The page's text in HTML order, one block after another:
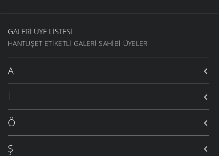
GALERI ÜYE LISTESI
HANTUŞET ETIKETLI GALERI SAHIBI ÜYELER
A
İ
Ö
Ş